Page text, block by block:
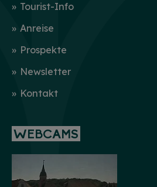
Tourist-Info
Anreise
Prospekte
Newsletter
Kontakt
WEBCAMS